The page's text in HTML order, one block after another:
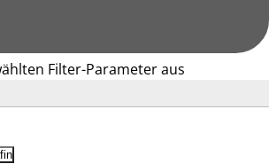
Filter-Parameter aus